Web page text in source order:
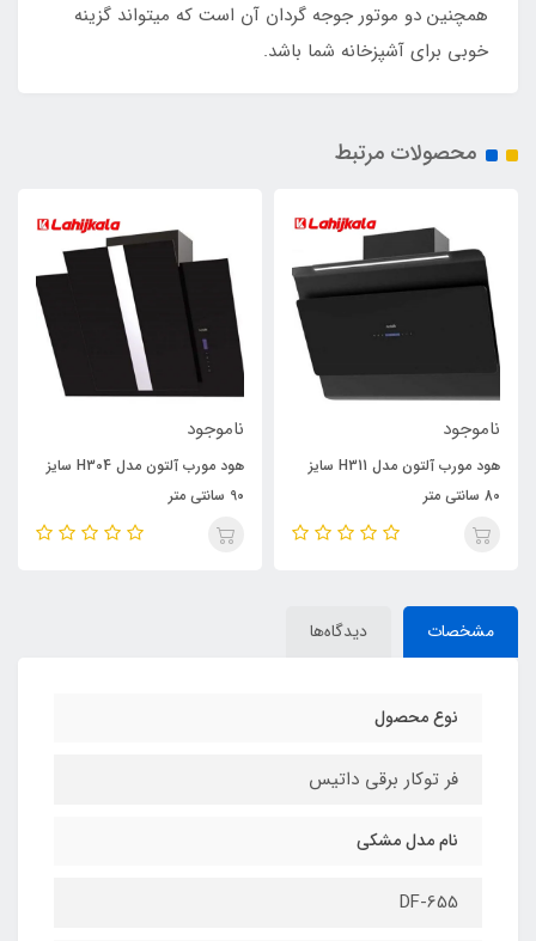
همچنین دو موتور جوجه گردان آن است که میتواند گزینه
خوبی برای آشپزخانه شما باشد.
محصولات مرتبط
ناموجود
هود مورب آلتون مدل H311 سایز
80 سانتی متر
ناموجود
هود مورب آلتون مدل H304 سایز
90 سانتی متر
مشخصات دیدگاه‌ها
نوع محصول
فر توکار برقی داتیس
نام مدل مشکی
DF-655